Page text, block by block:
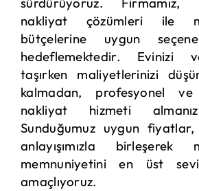
nakliyat çözümleri ile
bütçelerine uygun
hedeflemektedir. Evinizi
taşırken maliyetlerinizi
kalmadan, profesyonel
nakliyat hizmeti
Sunduğumuz uygun
anlayışımızla birleşerek
memnuniyetini en üst
amaçlıyoruz.